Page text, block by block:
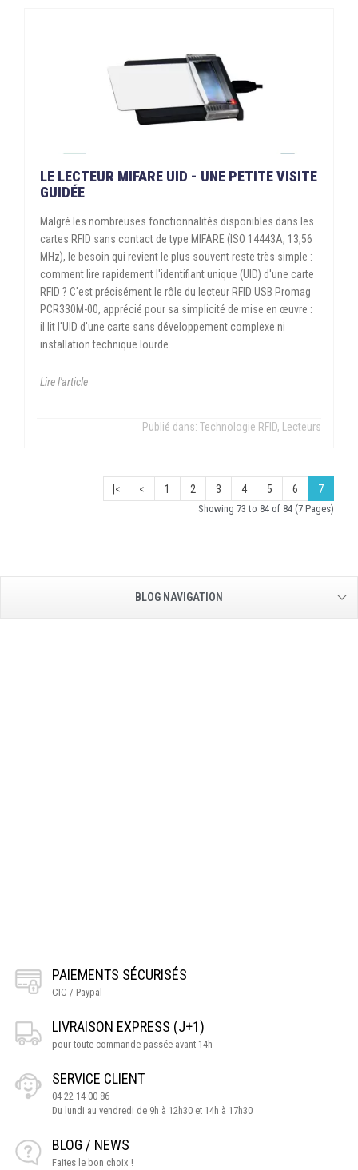
LE LECTEUR MIFARE UID - UNE PETITE VISITE
GUIDÉE
Malgré les nombreuses fonctionnalités disponibles dans les
cartes RFID sans contact de type MIFARE (ISO 14443A, 13,56
MHz), le besoin qui revient le plus souvent reste très simple :
comment lire rapidement l'identifiant unique (UID) d'une carte
RFID ? C'est précisément le rôle du lecteur RFID USB Promag
PCR330M-00, apprécié pour sa simplicité de mise en œuvre :
il lit l'UID d'une carte sans développement complexe ni
installation technique lourde.
Lire l'article
Publié dans: Technologie RFID, Lecteurs
|< < 1 2 3 4 5 6 7
Showing 73 to 84 of 84 (7 Pages)
BLOG NAVIGATION
PAIEMENTS SÉCURISÉS
CIC / Paypal
LIVRAISON EXPRESS (J+1)
pour toute commande passée avant 14h
SERVICE CLIENT
04 22 14 00 86
Du lundi au vendredi de 9h à 12h30 et 14h à 17h30
BLOG / NEWS
Faites le bon choix !